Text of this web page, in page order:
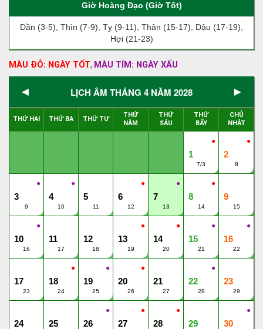
Giờ Hoàng Đạo (Giờ Tốt)
Dần (3-5), Thìn (7-9), Tỵ (9-11), Thân (15-17), Dậu (17-19),
Hợi (21-23)
MÀU ĐỎ: NGÀY TỐT, MÀU TÍM: NGÀY XẤU
◄ LỊCH ÂM THÁNG 4 NĂM 2028 ►
THỨ HAI THỨ BA THỨ TƯ
THỨ
NĂM
THỨ
SÁU
THỨ
BẨY
CHỦ
NHẬT
●
1
7/3
●
2
8
●
3
9
●
4
10
5
11
●
6
12
●
7
13
●
8
14
9
15
●
10
16
11
17
12
18
●
13
19
●
14
20
●
15
21
●
16
22
17
23
●
18
24
●
19
25
●
20
26
21
27
●
22
28
23
29
24 25
●
26
●
27
●
28 29
●
30